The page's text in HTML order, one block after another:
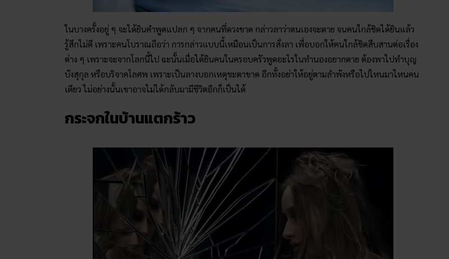
ในบางครั้งอยู่ ๆ จะได้ยินคำพูดแปลก ๆ จากคนที่ดวงขาด กล่าวลาว่าตนเองจะตาย จนคนใกล้ชิดได้ยินแล้ว
รู้สึกไม่ดี เพราะคนโบราณถือว่า การกล่าวแบบนี้เหมือนเป็นการสั่งลา เพื่อบอกให้คนใกล้ชิดสืบสานต่อเรื่อง
ต่าง ๆ เพราะจะจากโลกนี้ไป ฉะนั้นเมื่อได้ยินคนในครอบครัวพูดอะไรในทำนองอยากตาย ต้องพาไปทำบุญ
บังสุกุล หรือบริจาคโลศพ เพราะเป็นลางบอกเหตุชะตาขาด อีกทั้งอย่าให้อยู่ตามลำพังหรือไปไหนมาไหนคน
เดียว ไม่อย่างนั้นเขาอาจไม่ได้กลับมามีชีวิตอีกก็เป็นได้
กระจกในบ้านแตกร้าว